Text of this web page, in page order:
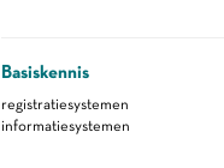
Basiskennis
registratiesystemen
informatiesystemen